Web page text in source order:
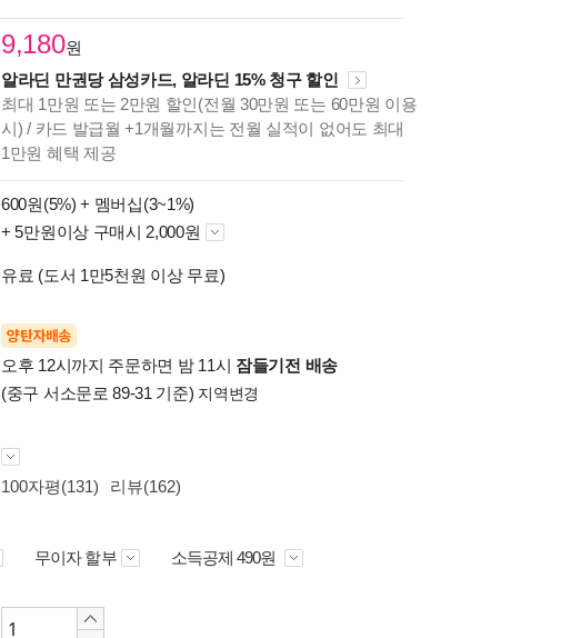
9,180원
알라딘 만권당 삼성카드, 알라딘 15% 청구 할인
최대 1만원 또는 2만원 할인(전월 30만원 또는 60만원 이용
시) / 카드 발급월 +1개월까지는 전월 실적이 없어도 최대
1만원 혜택 제공
600원(5%) + 멤버십(3~1%)
+ 5만원이상 구매시 2,000원
유료 (도서 1만5천원 이상 무료)
양탄자배송
오후 12시까지 주문하면 밤 11시 잠들기전 배송
(중구 서소문로 89-31 기준) 지역변경
100자평(131) 리뷰(162)
무이자 할부 소득공제 490원